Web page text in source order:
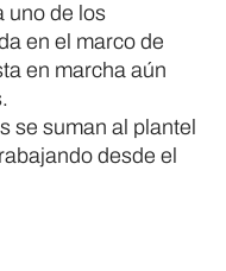
uno de los
en el marco de
en marcha aún
se suman al plantel
desde el